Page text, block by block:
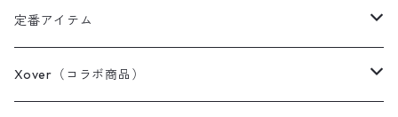
定番アイテム
Tシャツ / カットソー
Xover（コラボ商品）